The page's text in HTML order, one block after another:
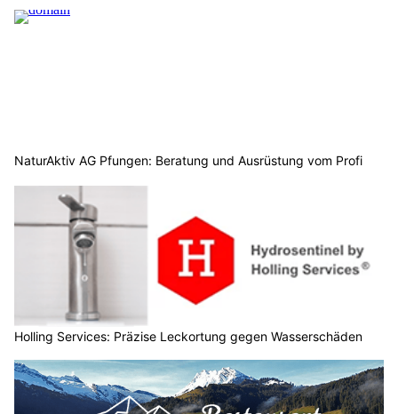
NaturAktiv AG Pfungen: Beratung und Ausrüstung vom Profi
Holling Services: Präzise Leckortung gegen Wasserschäden